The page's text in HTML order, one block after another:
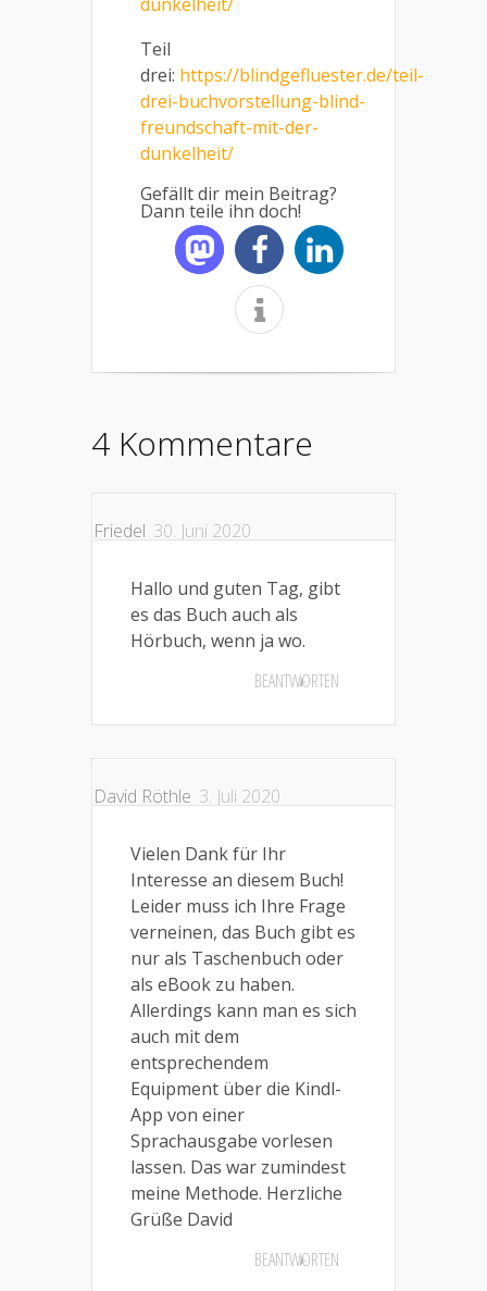
dunkelheit/
Teil
drei: https://blindgefluester.de/teil-
drei-buchvorstellung-blind-
freundschaft-mit-der-
dunkelheit/
Gefällt dir mein Beitrag?
Dann teile ihn doch!
4 Kommentare
Friedel 30. Juni 2020
Hallo und guten Tag, gibt
es das Buch auch als
Hörbuch, wenn ja wo.
BEANTWORTEN
David Röthle 3. Juli 2020
Vielen Dank für Ihr
Interesse an diesem Buch!
Leider muss ich Ihre Frage
verneinen, das Buch gibt es
nur als Taschenbuch oder
als eBook zu haben.
Allerdings kann man es sich
auch mit dem
entsprechendem
Equipment über die Kindl-
App von einer
Sprachausgabe vorlesen
lassen. Das war zumindest
meine Methode. Herzliche
Grüße David
BEANTWORTEN